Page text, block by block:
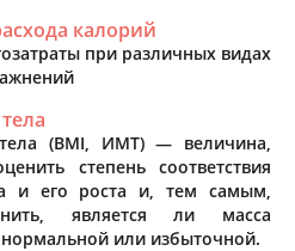
калорий
при различных видах
(BMI, ИМТ) — величина,
степень соответствия
и его роста и, тем самым,
является ли масса
или избыточной.